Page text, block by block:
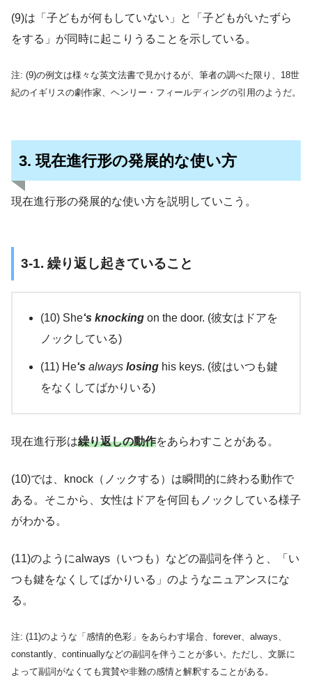
(9)は「子どもが何もしていない」と「子どもがいたずら
をする」が同時に起こりうることを示している。
注: (9)の例文は様々な英文法書で見かけるが、筆者の調べた限り、18世
紀のイギリスの劇作家、ヘンリー・フィールディングの引用のようだ。
3. 現在進行形の発展的な使い方
現在進行形の発展的な使い方を説明していこう。
3-1. 繰り返し起きていること
(10) She‘s knocking on the door. (彼女はドアを
ノックしている)
(11) He‘s always losing his keys. (彼はいつも鍵
をなくしてばかりいる)
現在進行形は繰り返しの動作をあらわすことがある。
(10)では、knock（ノックする）は瞬間的に終わる動作で
ある。そこから、女性はドアを何回もノックしている様子
がわかる。
(11)のようにalways（いつも）などの副詞を伴うと、「い
つも鍵をなくしてばかりいる」のようなニュアンスにな
る。
注: (11)のような「感情的色彩」をあらわす場合、forever、always、
constantly、continuallyなどの副詞を伴うことが多い。ただし、文脈に
よって副詞がなくても賞賛や非難の感情と解釈することがある。